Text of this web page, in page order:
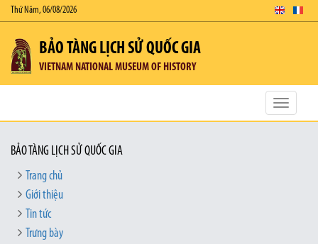
Thứ Năm, 06/08/2026
BẢO TÀNG LỊCH SỬ QUỐC GIA
VIETNAM NATIONAL MUSEUM OF HISTORY
Toggle
BẢO TÀNG LỊCH SỬ QUỐC GIA
Trang chủ
Giới thiệu
Tin tức
Trưng bày